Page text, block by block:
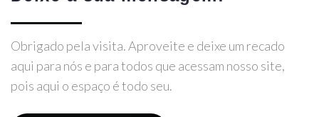
Obrigado pela visita. Aproveite e deixe um recado
aqui para nós e para todos que acessam nosso site,
pois aqui o espaço é todo seu.